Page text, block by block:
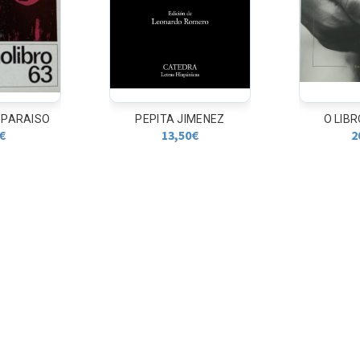
€
O LIBRO DA FILLA
20,90€
GUZMAN